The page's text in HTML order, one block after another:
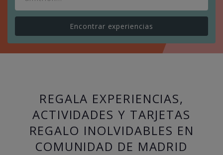
REGALA EXPERIENCIAS,
ACTIVIDADES Y TARJETAS
REGALO INOLVIDABLES EN
COMUNIDAD DE MADRID